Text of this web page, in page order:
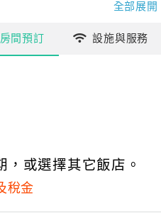
轉出恆春鎮的東門，再從200
油油的牧草，平原間不時有
眼簾的是粗曠造景的醉月湖畔，
殊地形往往吸引大群候鳥進駐
全部展開
房間預訂 設施與服務
，或選擇其它飯店。
稅金